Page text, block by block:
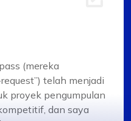
(mereka
telah menjadi
proyek pengumpulan
dan saya